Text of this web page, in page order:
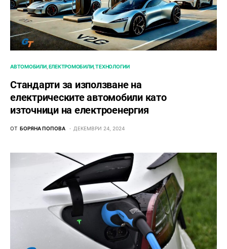
АВТОМОБИЛИ ЕЛЕКТРОМОБИЛИ ТЕХНОЛОГИИ
Стандарти за използване на
електрическите автомобили като
източници на електроенергия
ОТ БОРЯНА ПОПОВА ДЕКЕМВРИ 24, 2024